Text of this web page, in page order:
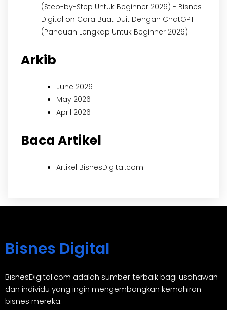
(Step-by-Step Untuk Beginner 2026) - Bisnes
Digital on Cara Buat Duit Dengan ChatGPT
(Panduan Lengkap Untuk Beginner 2026)
Arkib
June 2026
May 2026
April 2026
Baca Artikel
Artikel BisnesDigital.com
Bisnes Digital
BisnesDigital.com adalah sumber terbaik bagi usahawan
dan individu yang ingin mengembangkan kemahiran
bisnes mereka.